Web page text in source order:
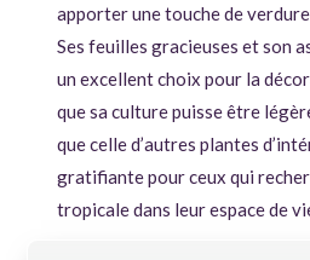
apporter une touche de
Ses feuilles gracieuses et son
un excellent choix pour la
que sa culture puisse être
que celle d’autres plantes
gratifiante pour ceux qui
tropicale dans leur espace de